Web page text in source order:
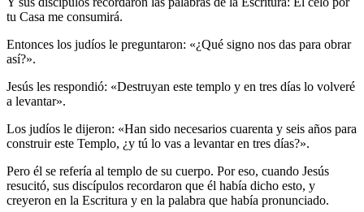
tu Casa me consumirá.
Entonces los judíos le preguntaron: «¿Qué signo nos das para obrar
así?».
Jesús les respondió: «Destruyan este templo y en tres días lo volveré
a levantar».
Los judíos le dijeron: «Han sido necesarios cuarenta y seis años para
construir este Templo, ¿y tú lo vas a levantar en tres días?».
Pero él se refería al templo de su cuerpo. Por eso, cuando Jesús
resucitó, sus discípulos recordaron que él había dicho esto, y
creyeron en la Escritura y en la palabra que había pronunciado.